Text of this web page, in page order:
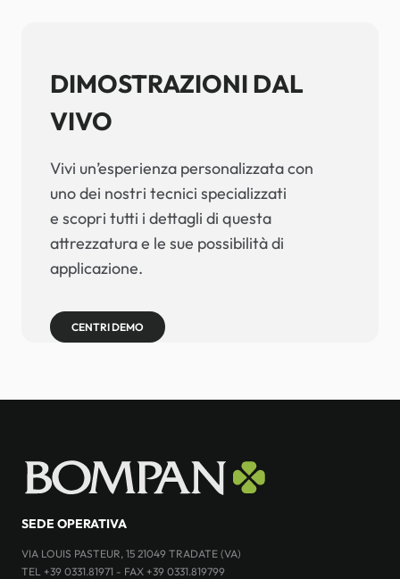
DIMOSTRAZIONI DAL
VIVO
Vivi un’esperienza personalizzata con
uno dei nostri tecnici specializzati
e scopri tutti i dettagli di questa
attrezzatura e le sue possibilità di
applicazione.
CENTRI DEMO
SEDE OPERATIVA
VIA LOUIS PASTEUR, 15 21049 TRADATE (VA)
TEL +39 0331.81971 - FAX +39 0331.819799